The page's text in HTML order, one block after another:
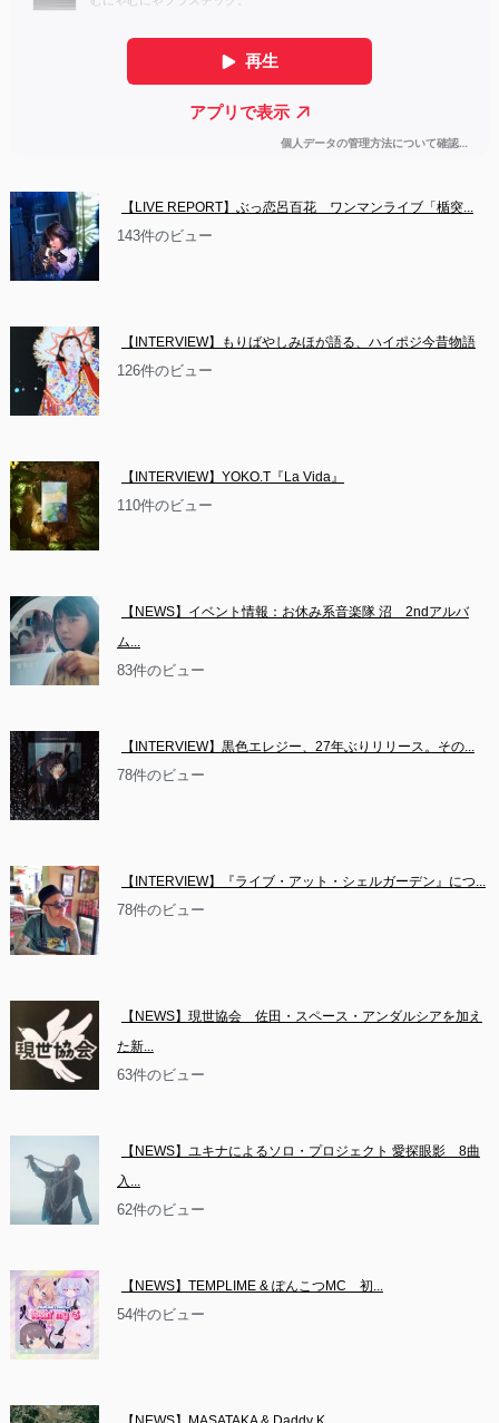
【LIVE REPORT】ぶっ恋呂百花　ワンマンライブ「楯突...
143件のビュー
【INTERVIEW】もりばやしみほが語る、ハイポジ今昔物語
126件のビュー
【INTERVIEW】YOKO.T『La Vida』
110件のビュー
【NEWS】イベント情報：お休み系音楽隊 沼　2ndアルバ
ム...
83件のビュー
【INTERVIEW】黒色エレジー、27年ぶりリリース。その...
78件のビュー
【INTERVIEW】『ライブ・アット・シェルガーデン』につ...
78件のビュー
【NEWS】現世協会　佐田・スペース・アンダルシアを加え
た新...
63件のビュー
【NEWS】ユキナによるソロ・プロジェクト 愛探眼影　8曲
入...
62件のビュー
【NEWS】TEMPLIME & ぽんこつMC　初...
54件のビュー